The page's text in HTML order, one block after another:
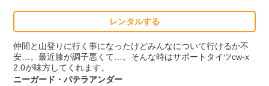
レンタルする
仲間と山登りに行く事になったけどみんなについて行けるか不
安…。最近膝が調子悪くて…。そんな時はサポートタイツcw-x
2.0が味方してくれます。
ニーガード・パテラアンダー